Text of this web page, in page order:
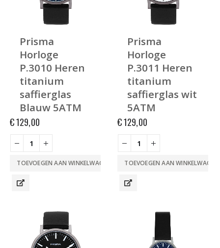
Prisma
Horloge
P.3010 Heren
titanium
saffierglas
Blauw 5ATM
€129,00
TOEVOEGEN AAN WINKELWAGEN
Prisma
Horloge
P.3011 Heren
titanium
saffierglas wit
5ATM
€129,00
TOEVOEGEN AAN WINKELWAGEN